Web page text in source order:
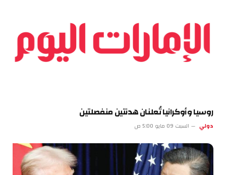
روسيا وأوكرانيا تُعلنان هدنتين منفصلتين
دولي السبت 09 مايو 5:00 ص